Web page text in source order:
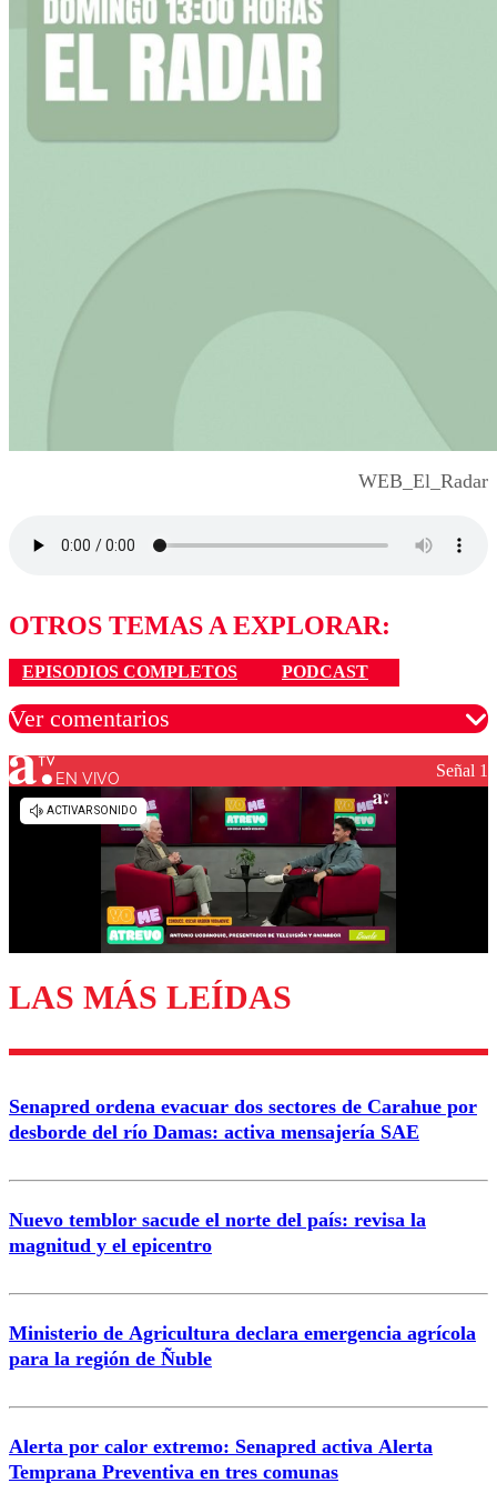
WEB_El_Radar
OTROS TEMAS A EXPLORAR:
EPISODIOS COMPLETOS PODCAST
Ver comentarios
Los comentarios son moderados para garantizar un
diálogo respetuoso.
Enviar comentario
EN VIVO Señal 1
LAS MÁS LEÍDAS
Senapred ordena evacuar dos sectores de Carahue por
desborde del río Damas: activa mensajería SAE
Nuevo temblor sacude el norte del país: revisa la
magnitud y el epicentro
Ministerio de Agricultura declara emergencia agrícola
para la región de Ñuble
Alerta por calor extremo: Senapred activa Alerta
Temprana Preventiva en tres comunas